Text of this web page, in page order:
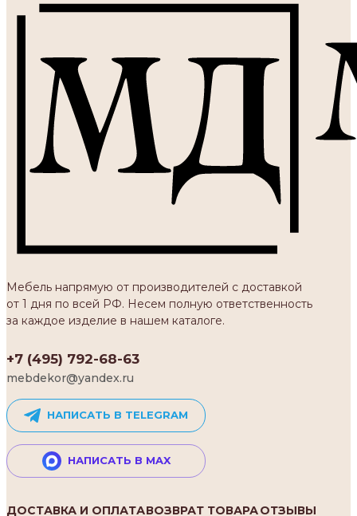
Мебель напрямую от производителей с доставкой
от 1 дня по всей РФ. Несем полную ответственность
за каждое изделие в нашем каталоге.
+7 (495) 792-68-63
mebdekor@yandex.ru
НАПИСАТЬ В TELEGRAM
НАПИСАТЬ В MAX
ДОСТАВКА И ОПЛАТАВОЗВРАТ ТОВАРАОТЗЫВЫ